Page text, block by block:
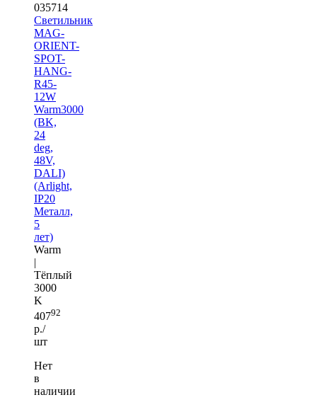
035714
Светильник
MAG-
ORIENT-
SPOT-
HANG-
R45-
12W
Warm3000
(BK,
24
deg,
48V,
DALI)
(Arlight,
IP20
Металл,
5
лет)
Warm
|
Тёплый
3000
K
40792
р./
шт
Нет
в
наличии